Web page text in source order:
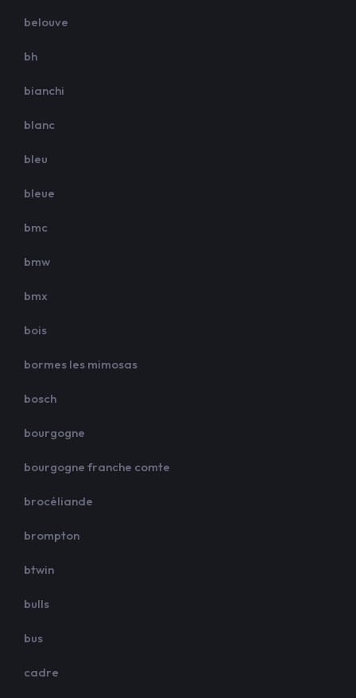
belouve
bh
bianchi
blanc
bleu
bleue
bmc
bmw
bmx
bois
bormes les mimosas
bosch
bourgogne
bourgogne franche comte
brocéliande
brompton
btwin
bulls
bus
cadre